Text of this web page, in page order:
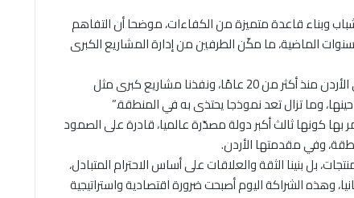
وبناء قاعدة متميزة من الكفاءات، موضحا أن التفاهم
الماضية، ما مكّن الطرفين من إدارة المشاريع الكبرى
وتحدث عن تجربة شركته في الأردن، مبينا: “نحن موجودون في الأردن منذ أكثر من 20 عامًا، ونفذنا مشاريع كبرى مثل
وما تزال تعد نموذجا يحتذى به في المنطقة.”
بها كونها ثالث أكبر دولة مصدّرة عالميا، قادرة على الصمود
وفي مقدمتها الأردن.
بل بنينا الثقة والعلاقات على أساس الاحترام المتبادل،
وهذه الشراكة اليوم أصبحت ضرورة اقتصادية واستراتيجية